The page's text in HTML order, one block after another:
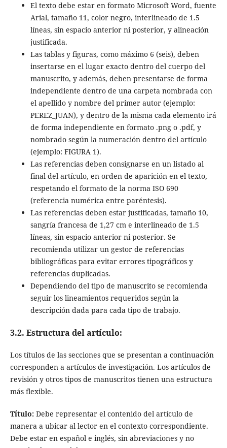
El texto debe estar en formato Microsoft Word, fuente
Arial, tamaño 11, color negro, interlineado de 1.5
líneas, sin espacio anterior ni posterior, y alineación
justificada.
Las tablas y figuras, como máximo 6 (seis), deben
insertarse en el lugar exacto dentro del cuerpo del
manuscrito, y además, deben presentarse de forma
independiente dentro de una carpeta nombrada con
el apellido y nombre del primer autor (ejemplo:
PEREZ_JUAN), y dentro de la misma cada elemento irá
de forma independiente en formato .png o .pdf, y
nombrado según la numeración dentro del artículo
(ejemplo: FIGURA 1).
Las referencias deben consignarse en un listado al
final del artículo, en orden de aparición en el texto,
respetando el formato de la norma ISO 690
(referencia numérica entre paréntesis).
Las referencias deben estar justificadas, tamaño 10,
sangría francesa de 1,27 cm e interlineado de 1.5
líneas, sin espacio anterior ni posterior. Se
recomienda utilizar un gestor de referencias
bibliográficas para evitar errores tipográficos y
referencias duplicadas.
Dependiendo del tipo de manuscrito se recomienda
seguir los lineamientos requeridos según la
descripción dada para cada tipo de trabajo.
3.2. Estructura del artículo:
Los títulos de las secciones que se presentan a continuación
corresponden a artículos de investigación. Los artículos de
revisión y otros tipos de manuscritos tienen una estructura
más flexible.
Título:Debe representar el contenido del artículo de
manera a ubicar al lector en el contexto correspondiente.
Debe estar en español e inglés, sin abreviaciones y no